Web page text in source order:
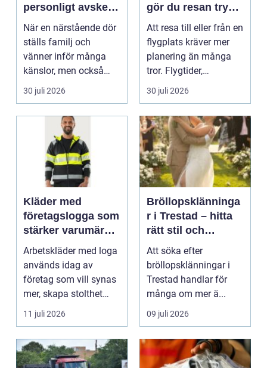
personligt avsked
formas
När en närstående dör
ställs familj och
vänner inför många
känslor, men också
praktiska beslut. En b...
30 juli 2026
gör du resan trygg
och smidig
Att resa till eller från en
flygplats kräver mer
planering än många
tror. Flygtider,
packning, säker...
30 juli 2026
Kläder med
företagslogga som
stärker varumärket
varje dag
Arbetskläder med loga
används idag av
företag som vill synas
mer, skapa stolthet
inte...
11 juli 2026
Bröllopsklänninga
r i Trestad – hitta
rätt stil och
passform inför den
stora dagen
Att söka efter
bröllopsklänningar i
Trestad handlar för
många om mer ä...
09 juli 2026